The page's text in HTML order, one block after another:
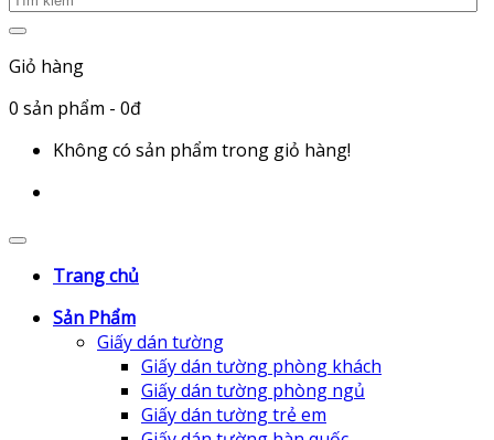
Giỏ hàng
0 sản phẩm - 0đ
Không có sản phẩm trong giỏ hàng!
Trang chủ
Sản Phẩm
Giấy dán tường
Giấy dán tường phòng khách
Giấy dán tường phòng ngủ
Giấy dán tường trẻ em